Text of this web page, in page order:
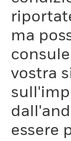
ma
vostra
essere